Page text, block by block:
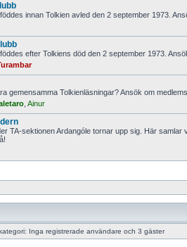
innan Tolkien avled den 2 september 1973.
efter Tolkiens död den 2 september 1973.
gemensamma Tolkienläsningar? Ansök om
Ainur
TA-sektionen Ardangóle tornar upp sig. Här
Inga registrerade användare och 3 gäster